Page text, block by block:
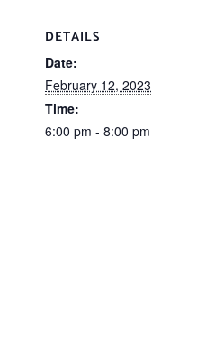
DETAILS
Date:
February 12, 2023
Time:
6:00 pm - 8:00 pm